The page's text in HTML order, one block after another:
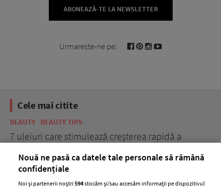
ABONEAZĂ-TE LA NEWSLETTER
Urmareste-ne pe:
Cele mai citite
BEAUTY BEAUTY TIPS
7 uleiuri care stimulează creșterea rapidă a
Nouă ne pasă ca datele tale personale să rămână
confidențiale
Noi și partenerii noștri594stocăm și/sau accesăm informații pe dispozitivul